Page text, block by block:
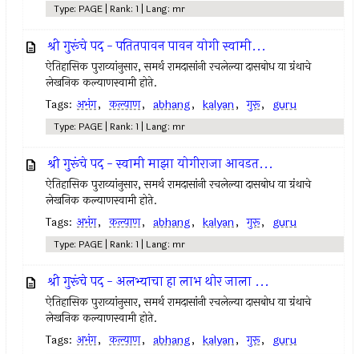
Type: PAGE | Rank: 1 | Lang: mr
श्री गुरूंचे पद - पतितपावन पावन योगी स्वामी...
ऐतिहासिक पुराव्यांनुसार, समर्थ रामदासांनी रचलेल्या दासबोध या ग्रंथाचे
लेखनिक कल्याणस्वामी होते.
Tags: अभंग, कल्याण, abhang, kalyan, गुरू, guru
Type: PAGE | Rank: 1 | Lang: mr
श्री गुरूंचे पद - स्वामी माझा योगीराजा आवडत...
ऐतिहासिक पुराव्यांनुसार, समर्थ रामदासांनी रचलेल्या दासबोध या ग्रंथाचे
लेखनिक कल्याणस्वामी होते.
Tags: अभंग, कल्याण, abhang, kalyan, गुरू, guru
Type: PAGE | Rank: 1 | Lang: mr
श्री गुरूंचे पद - अलभ्याचा हा लाभ थोर जाला ...
ऐतिहासिक पुराव्यांनुसार, समर्थ रामदासांनी रचलेल्या दासबोध या ग्रंथाचे
लेखनिक कल्याणस्वामी होते.
Tags: अभंग, कल्याण, abhang, kalyan, गुरू, guru